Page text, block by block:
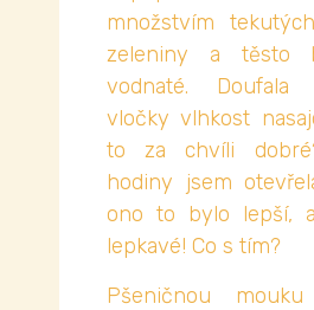
množstvím
zeleniny a těsto
vodnaté.
vločky vlhkost
to za chvíli
hodiny jsem
ono to bylo lepší,
lepkavé! Co s tím?
Pšeničnou